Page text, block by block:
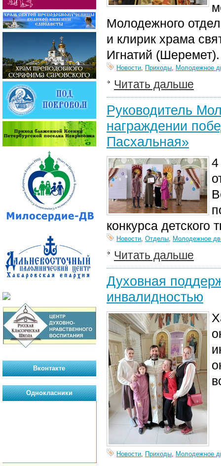
Молодежного
и клирик храма
Игнатий (Шеремет).
Новости, Приходы, Молодежное
Читать дальше
Руководитель
награждении
Пасхальная»
4
конкурса​ детского
Новости, Отделы, Молодежное
Читать дальше
Духовная
инвалидностью
Новости, Приходы, Молодежное
Вконтакте
Однокласники